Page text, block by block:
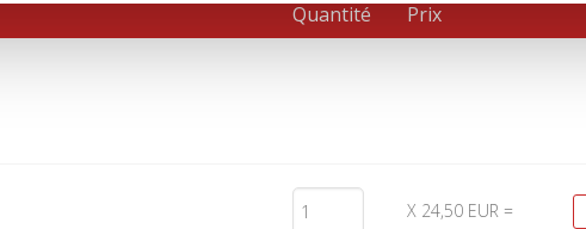
Quantité Prix
X 24,50 EUR =